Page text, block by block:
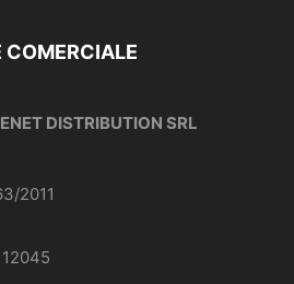
COMERCIALE
DISTRIBUTION SRL
2011